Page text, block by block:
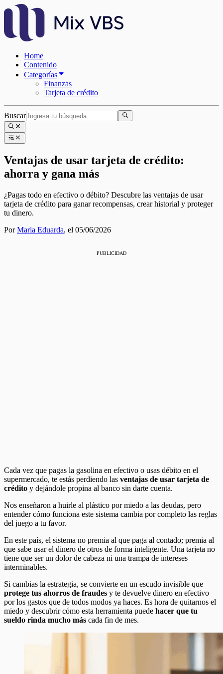
Home
Contenido
Categorías
Finanzas
Tarjeta de crédito
Buscar
Ventajas de usar tarjeta de crédito:
ahorra y gana más
¿Pagas todo en efectivo o débito? Descubre las ventajas de usar
tarjeta de crédito para ganar recompensas, crear historial y proteger
tu dinero.
PorMaria Eduarda, el 05/06/2026
PUBLICIDAD
Cada vez que pagas la gasolina en efectivo o usas débito en el
supermercado, te estás perdiendo las ventajas de usar tarjeta de
crédito y dejándole propina al banco sin darte cuenta.
Nos enseñaron a huirle al plástico por miedo a las deudas, pero
entender cómo funciona este sistema cambia por completo las reglas
del juego a tu favor.
En este país, el sistema no premia al que paga al contado; premia al
que sabe usar el dinero de otros de forma inteligente. Una tarjeta no
tiene que ser un dolor de cabeza ni una trampa de intereses
interminables.
Si cambias la estrategia, se convierte en un escudo invisible que
protege tus ahorros de fraudes y te devuelve dinero en efectivo
por los gastos que de todos modos ya haces. Es hora de quitarnos el
miedo y descubrir cómo esta herramienta puede hacer que tu
sueldo rinda mucho más cada fin de mes.